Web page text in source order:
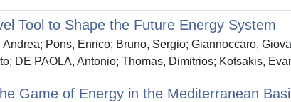
Tool to Shape the Future Energy System
Pons, Enrico; Bruno, Sergio; Giannoccaro,
DE PAOLA, Antonio; Thomas, Dimitrios; Kotsakis,
Game of Energy in the Mediterranean